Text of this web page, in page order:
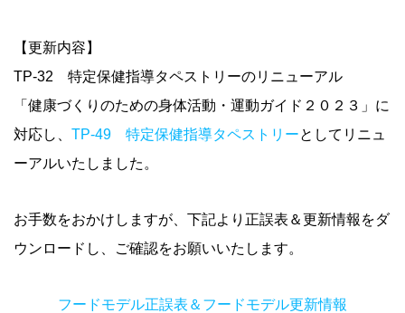
【更新内容】
TP-32 特定保健指導タペストリーのリニューアル
「健康づくりのための身体活動・運動ガイド２０２３」に
対応し、 TP-49 特定保健指導タペストリーとしてリニュ
ーアルいたしました。
お手数をおかけしますが、下記より正誤表＆更新情報をダ
ウンロードし、ご確認をお願いいたします。
フードモデル正誤表＆フードモデル更新情報